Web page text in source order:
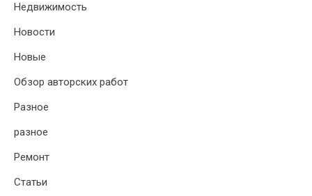
Недвижимость
Новости
Новые
Обзор авторских работ
Разное
разное
Ремонт
Статьи